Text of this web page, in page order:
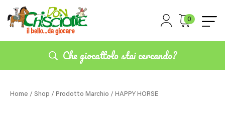
0
Che giocattolo stai cercando?
Home / Shop / Prodotto Marchio / HAPPY HORSE